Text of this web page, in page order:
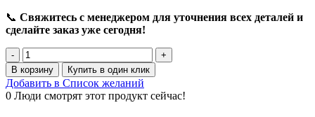
📞 Свяжитесь с менеджером для уточнения всех деталей и
сделайте заказ уже сегодня!
Количество
товара
Набор
шаров
с
В корзину Купить в один клик
Добавить в Список желаний
0 Люди смотрят этот продукт сейчас!